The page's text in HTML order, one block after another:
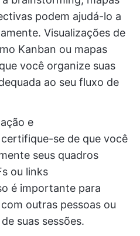
podem ajudá-lo a
Visualizações de
Kanban ou mapas
você organize suas
ao seu fluxo de
e
se de que você
seus quadros
ou links
é importante para
outras pessoas ou
suas sessões.